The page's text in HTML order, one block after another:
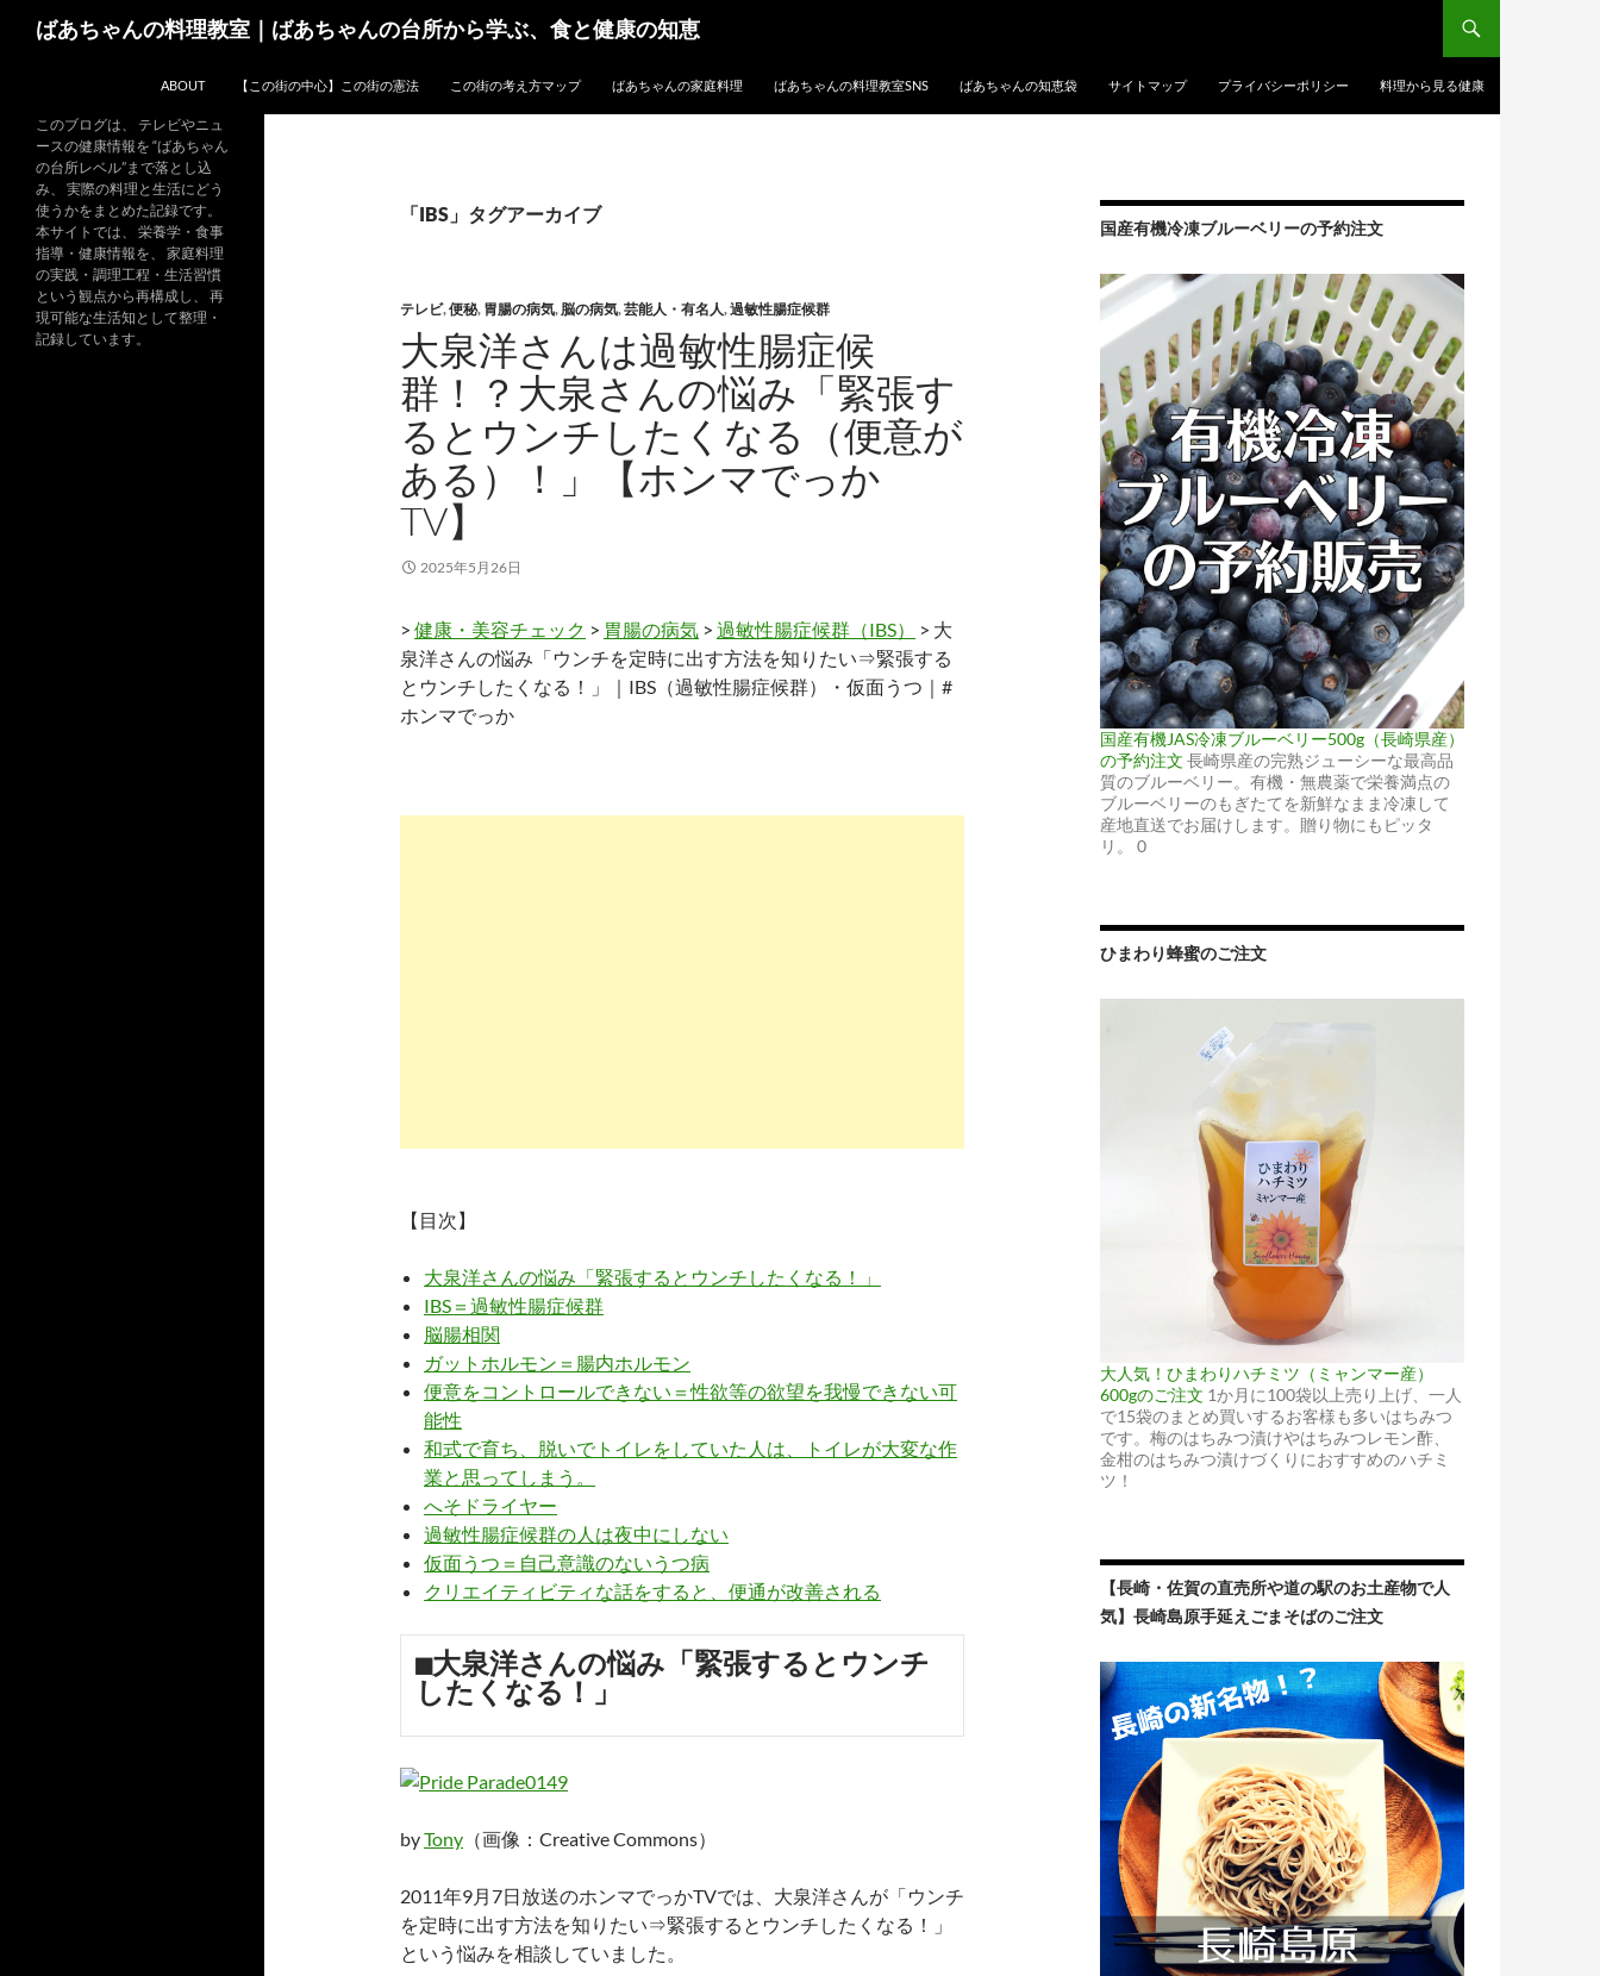
ばあちゃんの料理教室｜ばあちゃんの台所から学ぶ、食と健康の知恵
ABOUT 【この街の中心】この街の憲法 この街の考え方マップ ばあちゃんの家庭料理 ばあちゃんの料理教室SNS ばあちゃんの知恵袋 サイトマップ プライバシーポリシー 料理から見る健康
「IBS」タグアーカイブ
テレビ,便秘, 胃腸の病気, 脳の病気,芸能人・有名人,過敏性腸症候群
大泉洋さんは過敏性腸症候
群！？大泉さんの悩み「緊張す
るとウンチしたくなる（便意が
ある）！」【ホンマでっか
TV】
2025年5月26日
> 健康・美容チェック > 胃腸の病気 > 過敏性腸症候群（IBS）
> 大
泉洋さんの悩み「ウンチを定時に出す方法を知りたい⇒緊張する
とウンチしたくなる！」｜IBS（過敏性腸症候群）・仮面うつ｜#
ホンマでっか
【目次】
大泉洋さんの悩み「緊張するとウンチしたくなる！」
IBS＝過敏性腸症候群
脳腸相関
ガットホルモン＝腸内ホルモン
便意をコントロールできない＝性欲等の欲望を我慢できない可
能性
和式で育ち、脱いでトイレをしていた人は、トイレが大変な作
業と思ってしまう。
へそドライヤー
過敏性腸症候群の人は夜中にしない
仮面うつ＝自己意識のないうつ病
クリエイティビティな話をすると、便通が改善される
■大泉洋さんの悩み「緊張するとウンチ
したくなる！」
byTony （画像：Creative Commons）
2011年9月7日放送のホンマでっかTVでは、大泉洋さんが「ウンチ
を定時に出す方法を知りたい⇒緊張するとウンチしたくなる！」
という悩みを相談していました。
国産有機冷凍ブルーベリーの予約注文
国産有機JAS冷凍ブルーベリー500g（長崎県産）
の予約注文 長崎県産の完熟ジューシーな最高品
質のブルーベリー。有機・無農薬で栄養満点の
ブルーベリーのもぎたてを新鮮なまま冷凍して
産地直送でお届けします。贈り物にもピッタ
リ。 0
ひまわり蜂蜜のご注文
大人気！ひまわりハチミツ（ミャンマー産）
600gのご注文 1か月に100袋以上売り上げ、一人
で15袋のまとめ買いするお客様も多いはちみつ
です。梅のはちみつ漬けやはちみつレモン酢、
金柑のはちみつ漬けづくりにおすすめのハチミ
ツ！
【長崎・佐賀の直売所や道の駅のお土産物で人
気】長崎島原手延えごまそばのご注文
このブログは、 テレビやニュ
ースの健康情報を “ばあちゃん
の台所レベル”まで落とし込
み、 実際の料理と生活にどう
使うかをまとめた記録です。
本サイトでは、 栄養学・食事
指導・健康情報を、 家庭料理
の実践・調理工程・生活習慣
という観点から再構成し、 再
現可能な生活知として整理・
記録しています。